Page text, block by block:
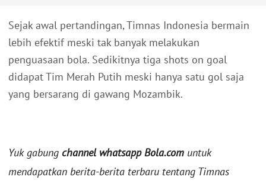
Sejak awal pertandingan, Timnas Indonesia bermain
lebih efektif meski tak banyak melakukan
penguasaan bola. Sedikitnya tiga shots on goal
didapat Tim Merah Putih meski hanya satu gol saja
yang bersarang di gawang Mozambik.
Yuk gabung channel whatsapp Bola.com untuk
mendapatkan berita-berita terbaru tentang Timnas